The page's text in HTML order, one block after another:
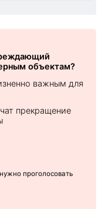
объектам?
важным для
прекращение
проголосовать